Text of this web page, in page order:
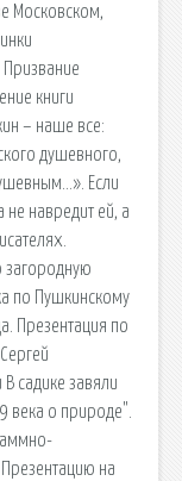
Московском,
книги
– наше все:
душевного,
Если
не навредит ей, а
загородную
по Пушкинскому
Презентация по
садике завяли
века о природе".
на